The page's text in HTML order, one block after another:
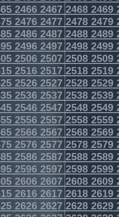
2466246724682469
2476247724782479
2486248724882489
2496249724982499
2506250725082509
2516251725182519
2526252725282529
2536253725382539
2546254725482549
25562557 25582559
25662567 25682569
25762577 25782579
2586258725882589
25962597 25982599
26062607 26082609
26162617 26182619
26262627 26282629